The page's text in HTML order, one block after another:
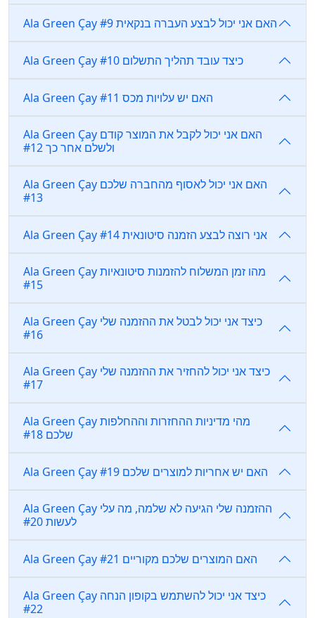
Ala Green Çay האם אני יכול לבצע העברה בנקאית #9
Ala Green Çay כיצד עובד תהליך התשלום #10
Ala Green Çay האם יש עלויות מכס #11
Ala Green Çay האם אני יכול לקבל את המוצר קודם
ולשלם אחר כך #12
Ala Green Çay האם אני יכול לאסוף מהחברה שלכם
#13
Ala Green Çay אני רוצה לבצע הזמנה סיטונאית #14
Ala Green Çay מהו זמן המשלוח להזמנות סיטונאיות
#15
Ala Green Çay כיצד אני יכול לבטל את ההזמנה שלי
#16
Ala Green Çay כיצד אני יכול להחזיר את ההזמנה שלי
#17
Ala Green Çay מהי מדיניות ההחזרות וההחלפות
שלכם #18
Ala Green Çay האם יש אחריות למוצרים שלכם #19
Ala Green Çay ההזמנה שלי הגיעה לא שלמה, מה עלי
לעשות #20
Ala Green Çay האם המוצרים שלכם מקוריים #21
Ala Green Çay כיצד אני יכול להשתמש בקופון הנחה
#22